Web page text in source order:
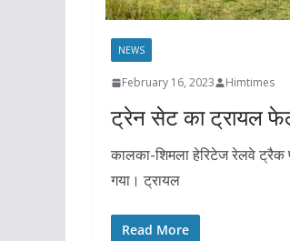
NEWS
February 16, 2023 Himtimes
ट्रेन सेट का ट्रायल
कालका-शिमला हेरिटेज रेलवे ट्रैक
गया। ट्रायल
Read More